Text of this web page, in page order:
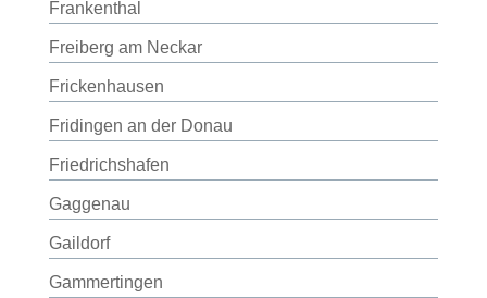
Frankenthal
Freiberg am Neckar
Frickenhausen
Fridingen an der Donau
Friedrichshafen
Gaggenau
Gaildorf
Gammertingen